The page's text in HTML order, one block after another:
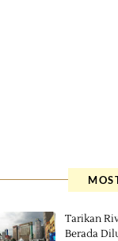
Tarikan
Berada